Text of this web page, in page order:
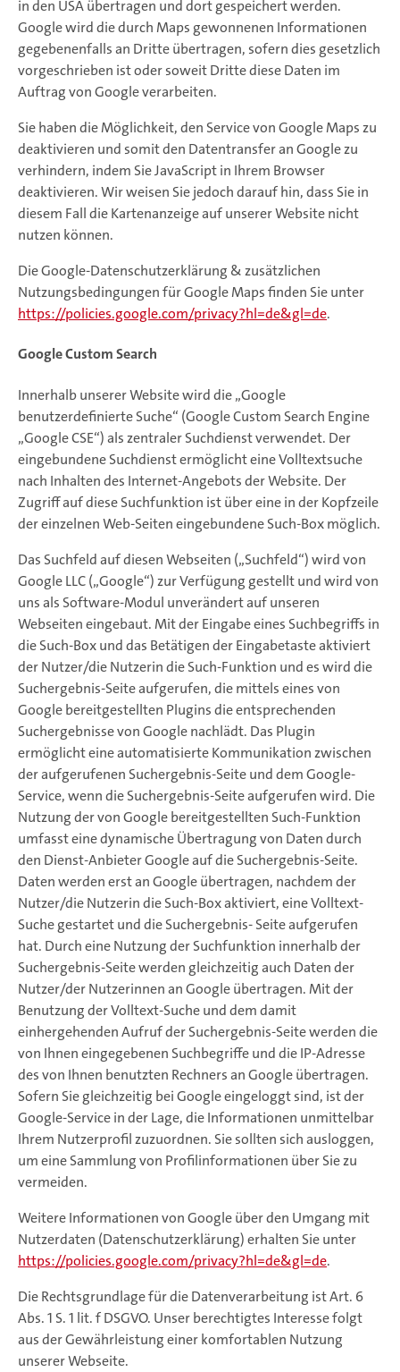
in den USA übertragen und dort gespeichert werden.
Google wird die durch Maps gewonnenen Informationen
gegebenenfalls an Dritte übertragen, sofern dies gesetzlich
vorgeschrieben ist oder soweit Dritte diese Daten im
Auftrag von Google verarbeiten.
Sie haben die Möglichkeit, den Service von Google Maps zu
deaktivieren und somit den Datentransfer an Google zu
verhindern, indem Sie JavaScript in Ihrem Browser
deaktivieren. Wir weisen Sie jedoch darauf hin, dass Sie in
diesem Fall die Kartenanzeige auf unserer Website nicht
nutzen können.
Die Google-Datenschutzerklärung & zusätzlichen
Nutzungsbedingungen für Google Maps finden Sie unter
https://policies.google.com/privacy?hl=de&gl=de.
Google Custom Search
Innerhalb unserer Website wird die „Google
benutzerdefinierte Suche“ (Google Custom Search Engine
„Google CSE“) als zentraler Suchdienst verwendet. Der
eingebundene Suchdienst ermöglicht eine Volltextsuche
nach Inhalten des Internet-Angebots der Website. Der
Zugriff auf diese Suchfunktion ist über eine in der Kopfzeile
der einzelnen Web-Seiten eingebundene Such-Box möglich.
Das Suchfeld auf diesen Webseiten („Suchfeld“) wird von
Google LLC („Google“) zur Verfügung gestellt und wird von
uns als Software-Modul unverändert auf unseren
Webseiten eingebaut. Mit der Eingabe eines Suchbegriffs in
die Such-Box und das Betätigen der Eingabetaste aktiviert
der Nutzer/die Nutzerin die Such-Funktion und es wird die
Suchergebnis-Seite aufgerufen, die mittels eines von
Google bereitgestellten Plugins die entsprechenden
Suchergebnisse von Google nachlädt. Das Plugin
ermöglicht eine automatisierte Kommunikation zwischen
der aufgerufenen Suchergebnis-Seite und dem Google-
Service, wenn die Suchergebnis-Seite aufgerufen wird. Die
Nutzung der von Google bereitgestellten Such-Funktion
umfasst eine dynamische Übertragung von Daten durch
den Dienst-Anbieter Google auf die Suchergebnis-Seite.
Daten werden erst an Google übertragen, nachdem der
Nutzer/die Nutzerin die Such-Box aktiviert, eine Volltext-
Suche gestartet und die Suchergebnis- Seite aufgerufen
hat. Durch eine Nutzung der Suchfunktion innerhalb der
Suchergebnis-Seite werden gleichzeitig auch Daten der
Nutzer/der Nutzerinnen an Google übertragen. Mit der
Benutzung der Volltext-Suche und dem damit
einhergehenden Aufruf der Suchergebnis-Seite werden die
von Ihnen eingegebenen Suchbegriffe und die IP-Adresse
des von Ihnen benutzten Rechners an Google übertragen.
Sofern Sie gleichzeitig bei Google eingeloggt sind, ist der
Google-Service in der Lage, die Informationen unmittelbar
Ihrem Nutzerprofil zuzuordnen. Sie sollten sich ausloggen,
um eine Sammlung von Profilinformationen über Sie zu
vermeiden.
Weitere Informationen von Google über den Umgang mit
Nutzerdaten (Datenschutzerklärung) erhalten Sie unter
https://policies.google.com/privacy?hl=de&gl=de.
Die Rechtsgrundlage für die Datenverarbeitung ist Art. 6
Abs. 1 S. 1 lit. f DSGVO. Unser berechtigtes Interesse folgt
aus der Gewährleistung einer komfortablen Nutzung
unserer Webseite.